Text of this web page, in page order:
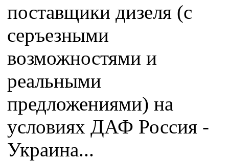
поставщики дизеля (с
серъезными
возможностями и
реальными
предложениями) на
условиях ДАФ Россия -
Украина...